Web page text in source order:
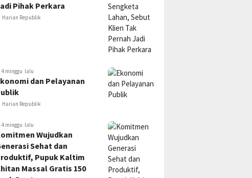
Pihak Perkara
Harian Republik
4 minggu lalu
dan Pelayanan
Harian Republik
4 minggu lalu
Wujudkan
Sehat dan
Pupuk Kaltim
Massal Gratis 150